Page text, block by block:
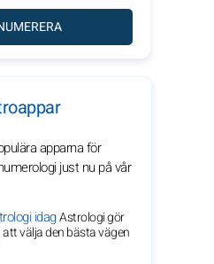
apparna för
just nu på vår
idagAstrologi gör
välja den bästa vägen